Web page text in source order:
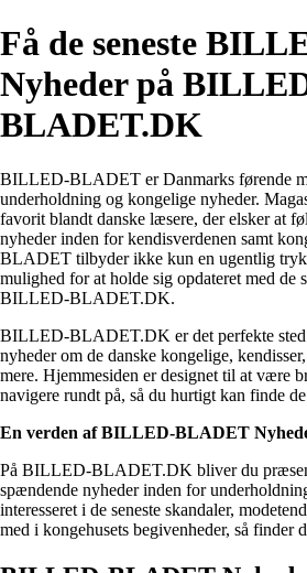
Få de seneste
Nyheder på
BLADET.DK
BILLED-BLADET er Danmarks førende
underholdning og kongelige nyheder.
favorit blandt danske læsere, der elsker at
nyheder inden for kendisverdenen samt
BLADET tilbyder ikke kun en ugentlig
mulighed for at holde sig opdateret med de
BILLED-BLADET.DK.
BILLED-BLADET.DK er det perfekte sted
nyheder om de danske kongelige,
mere. Hjemmesiden er designet til at være
navigere rundt på, så du hurtigt kan finde
En verden af BILLED-BLADET
På BILLED-BLADET.DK bliver du
spændende nyheder inden for
interesseret i de seneste skandaler,
med i kongehusets begivenheder, så finder